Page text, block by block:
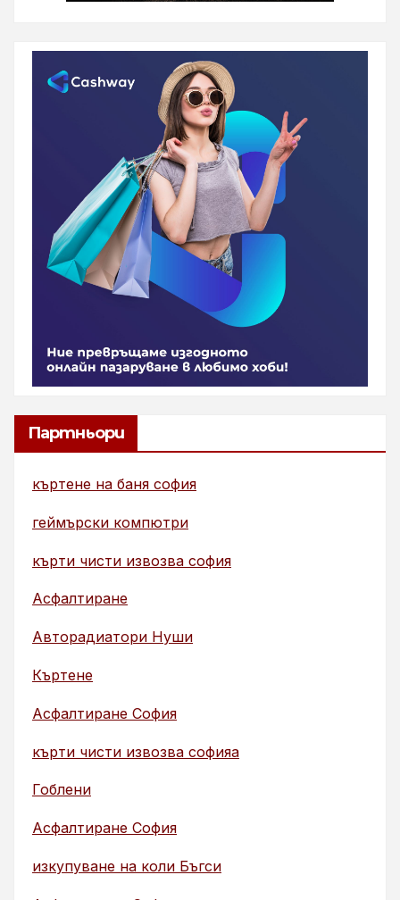
Партньори
къртене на баня софия
геймърски компютри
кърти чисти извозва софия
Асфалтиране
Авторадиатори Нуши
Къртене
Асфалтиране София
кърти чисти извозва софияа
Гоблени
Асфалтиране София
изкупуване на коли Бъгси